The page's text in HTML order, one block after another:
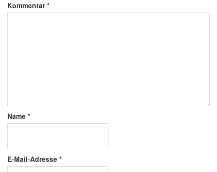
Kommentar*
Name *
E-Mail-Adresse *